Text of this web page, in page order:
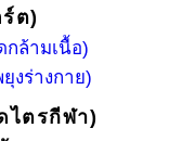
ต)
กล้ามเนื้อ)
งร่างกาย)
ไตรกีฬา)